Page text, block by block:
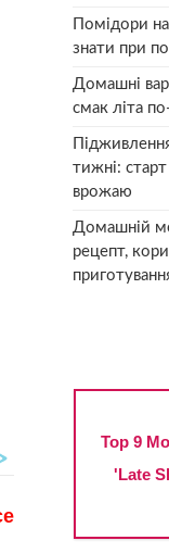
Помідори
знати при
Домашні
смак літа
тижні:
врожаю
Домашній
рецепт,